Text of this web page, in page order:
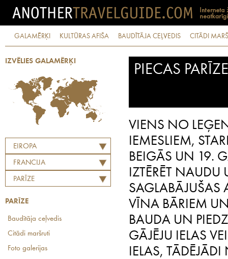
GALAMĒRĶI KULTŪRAS AFIŠA BAUDĪTĀJA CEĻVEDIS CITĀDI
IZVĒLIES GALAMĒRĶI
EIROPA
FRANCIJA
PARĪZE
PARĪZE
Baudītāja ceļvedis
Citādi maršruti
Foto galerijas
PIECAS
VIENS NO
IEMESLIEM,
BEIGĀS UN 19.
IZTĒRĒT
VĪNA BĀRIEM UN
BAUDA UN
GĀJĒJU IELAS
IELAS,